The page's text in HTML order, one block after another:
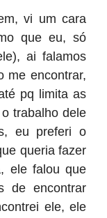
vi um cara
que eu, só
ai falamos
me encontrar,
pq limita as
trabalho dele
eu preferi o
queria fazer
ele falou que
de encontrar
ele, ele